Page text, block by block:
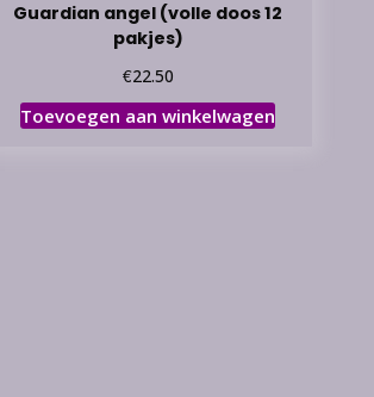
Guardian angel (volle doos 12
pakjes)
€22.50
Toevoegen aan winkelwagen